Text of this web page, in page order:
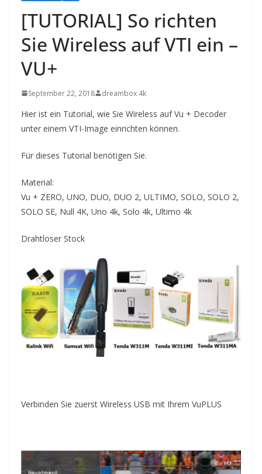
[TUTORIAL] So richten
Sie Wireless auf VTI ein –
VU+
September 22, 2018 dreambox 4k
Hier ist ein Tutorial, wie Sie Wireless auf Vu + Decoder
unter einem VTI-Image einrichten können.
Für dieses Tutorial benötigen Sie.
Material:
Vu + ZERO, UNO, DUO, DUO 2, ULTIMO, SOLO, SOLO 2,
SOLO SE, Null 4K, Uno 4k, Solo 4k, Ultimo 4k
Drahtloser Stock
Verbinden Sie zuerst Wireless USB mit Ihrem VuPLUS